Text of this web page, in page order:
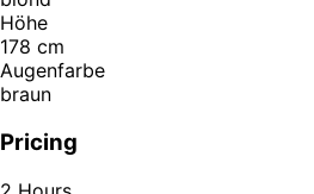
Höhe
178 cm
Augenfarbe
braun
Pricing